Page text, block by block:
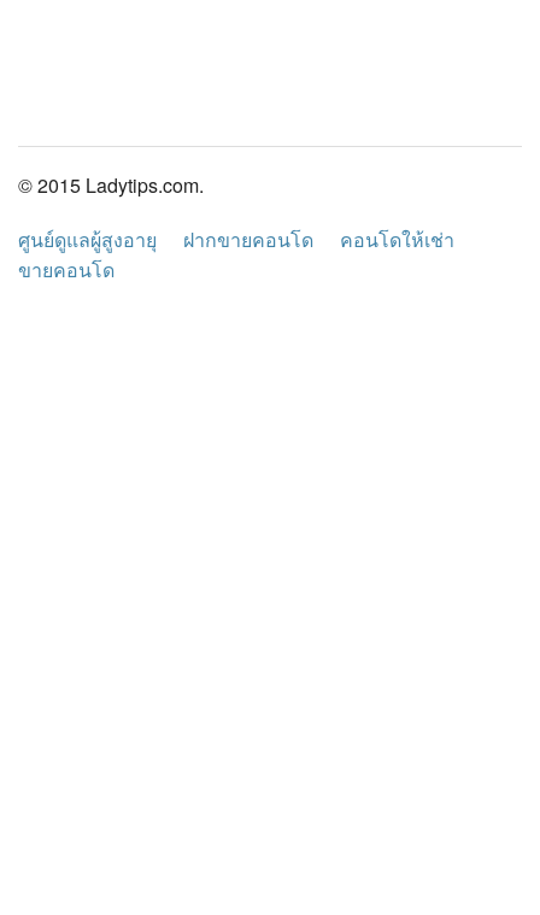
© 2015 Ladytips.com.
ศูนย์ดูแลผู้สูงอายุ
ฝากขายคอนโด
คอนโดให้เช่า
ขายคอนโด